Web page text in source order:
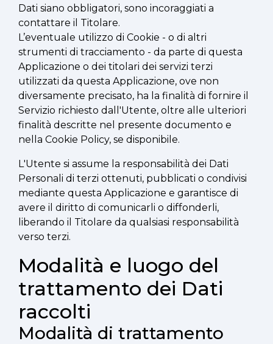
Dati siano obbligatori, sono incoraggiati a
contattare il Titolare.
L’eventuale utilizzo di Cookie - o di altri
strumenti di tracciamento - da parte di questa
Applicazione o dei titolari dei servizi terzi
utilizzati da questa Applicazione, ove non
diversamente precisato, ha la finalità di fornire il
Servizio richiesto dall'Utente, oltre alle ulteriori
finalità descritte nel presente documento e
nella Cookie Policy, se disponibile.
L'Utente si assume la responsabilità dei Dati
Personali di terzi ottenuti, pubblicati o condivisi
mediante questa Applicazione e garantisce di
avere il diritto di comunicarli o diffonderli,
liberando il Titolare da qualsiasi responsabilità
verso terzi.
Modalità e luogo del
trattamento dei Dati
raccolti
Modalità di trattamento